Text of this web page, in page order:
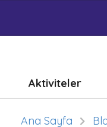
Aktiviteler
Ana Sayfa